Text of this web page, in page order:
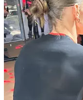
на организм. На
прибыть в зал за 20-25
первичного
и правилам
55 минут.